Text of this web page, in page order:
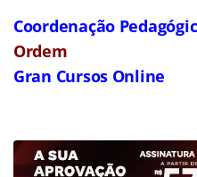
Coordenação
Ordem
Gran Cursos Online